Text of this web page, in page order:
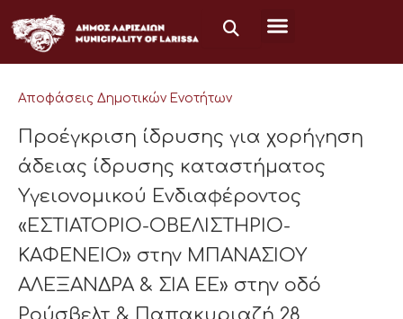
στο
περιεχόμενο
Αποφάσεις Δημοτικών Ενοτήτων
Προέγκριση ίδρυσης για χορήγηση
άδειας ίδρυσης καταστήματος
Υγειονομικού Ενδιαφέροντος
«ΕΣΤΙΑΤΟΡΙΟ-ΟΒΕΛΙΣΤΗΡΙΟ-
ΚΑΦΕΝΕΙΟ» στην ΜΠΑΝΑΣΙΟΥ
ΑΛΕΞΑΝΔΡΑ & ΣΙΑ ΕΕ» στην οδό